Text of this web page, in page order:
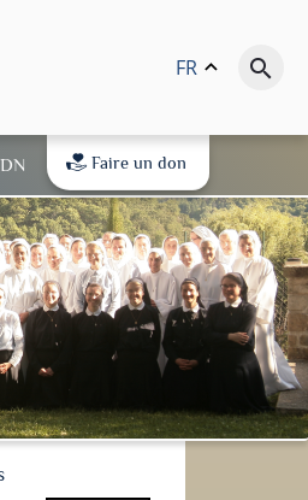
FR keyboard_arrow_up search
Faire un don